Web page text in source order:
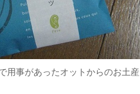
用事があったオットからのお土